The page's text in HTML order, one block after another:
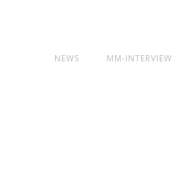
NEWS MM-INTERVIEW